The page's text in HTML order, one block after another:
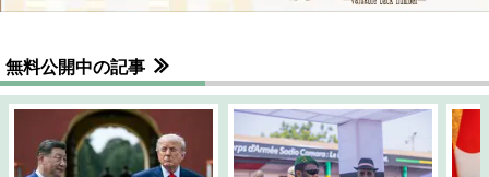
無料公開中の記事